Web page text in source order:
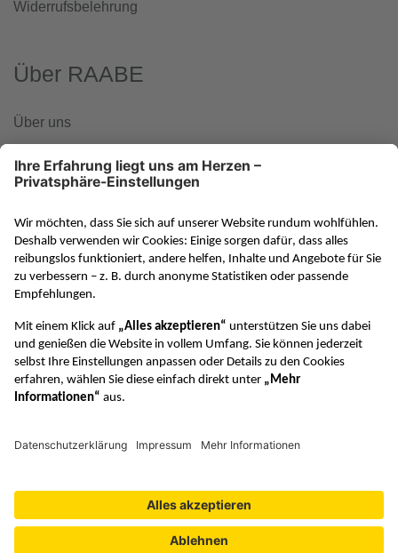
Widerrufsbelehrung
Über RAABE
Über uns
RAABE in den sozialen Medien
VERTRAG WIDERRUFEN
Datenschutzeinstellungen Barrierefreiheit Lizenzbedingungen
Datenschutz Unsere AGB